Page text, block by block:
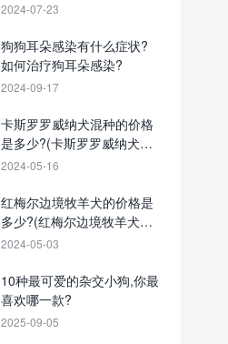
2024-07-23
狗狗耳朵感染有什么症状?
如何治疗狗耳朵感染?
2024-09-17
卡斯罗罗威纳犬混种的价格
是多少?(卡斯罗罗威纳犬杂
交的优缺点)
2024-05-16
红梅尔边境牧羊犬的价格是
多少?(红梅尔边境牧羊犬每
年的养护开支)
2024-05-03
10种最可爱的杂交小狗,你最
喜欢哪一款?
2025-09-05